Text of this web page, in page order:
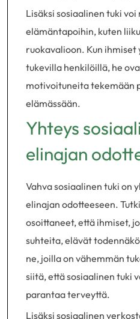
Lisäksi sosiaalinen tuki
elämäntapoihin, kuten
ruokavalioon. Kun
tukevilla henkilöillä, he
motivoituneita tekemään
elämässään.
Yhteys
elinajan
Vahva sosiaalinen tuki on
elinajan odotteeseen.
osoittaneet, että ihmiset,
suhteita, elävät
ne, joilla on vähemmän
siitä, että sosiaalinen tuki
parantaa terveyttä.
Lisäksi sosiaalinen